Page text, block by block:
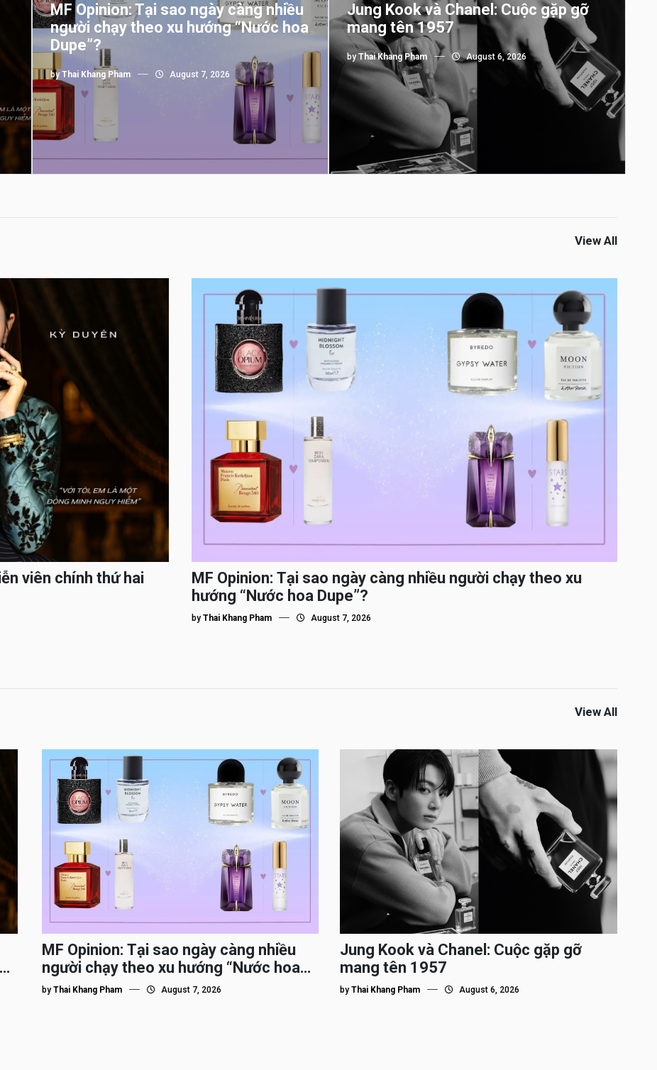
MF Opinion: Tại sao ngày càng nhiều
người chạy theo xu hướng “Nước hoa
Dupe”?
by Thai Khang Pham August 7, 2026
Jung Kook và Chanel: Cuộc gặp gỡ
mang tên 1957
byThai Khang Pham August 6, 2026
View All
viên chính thứ hai
MF Opinion: Tại sao ngày càng nhiều người chạy theo xu
hướng “Nước hoa Dupe”?
by Thai Khang Pham August 7, 2026
View All
MF Opinion: Tại sao ngày càng nhiều
người chạy theo xu hướng “Nước hoa
Dupe”?
by Thai Khang Pham August 7, 2026
Jung Kook và Chanel: Cuộc gặp gỡ
mang tên 1957
byThai Khang Pham August 6, 2026